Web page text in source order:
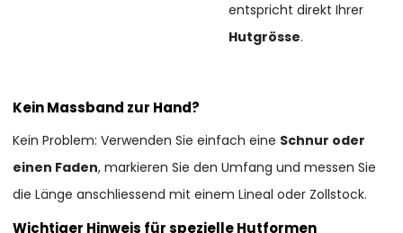
entspricht direkt Ihrer
Hutgrösse.
Kein Massband zur Hand?
Kein Problem: Verwenden Sie einfach eine Schnur oder
einen Faden, markieren Sie den Umfang und messen Sie
die Länge anschliessend mit einem Lineal oder Zollstock.
Wichtiger Hinweis für spezielle Hutformen